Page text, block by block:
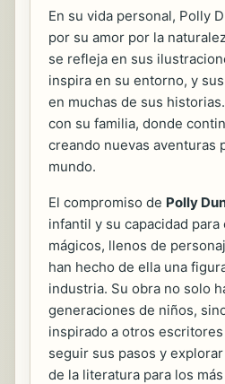
En su vida personal, Polly
por su amor por la
se refleja en sus
inspira en su entorno, y
en muchas de sus
con su familia, donde
creando nuevas aventuras
mundo.
El compromiso de Polly
infantil y su capacidad para
mágicos, llenos de
han hecho de ella una
industria. Su obra no solo
generaciones de niños,
inspirado a otros
seguir sus pasos y
de la literatura para los